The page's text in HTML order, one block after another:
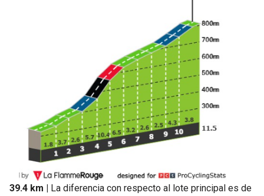
39.4 km | La diferencia con respecto al lote principal es de